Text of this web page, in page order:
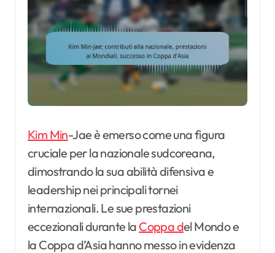
Kim Min-Jae è emerso come una figura
cruciale per la nazionale sudcoreana,
dimostrando la sua abilità difensiva e
leadership nei principali tornei
internazionali. Le sue prestazioni
eccezionali durante la Coppa del Mondo e
la Coppa d’Asia hanno messo in evidenza